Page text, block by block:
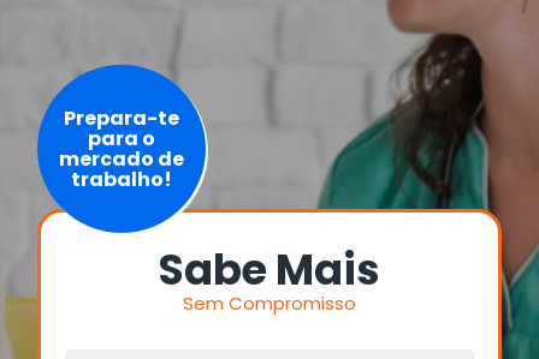
Prepara-te
para o
mercado de
trabalho!
Sabe Mais
Sem Compromisso